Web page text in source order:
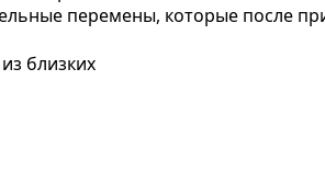
перемены, которые после
близких